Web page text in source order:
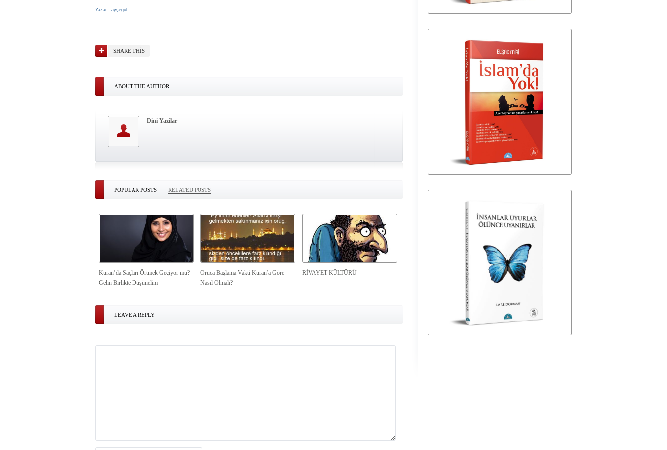
Yazar : ayşegül
SHARE THIS
ABOUT THE AUTHOR
Dini Yazilar
POPULAR POSTS RELATED POSTS
Kuran’da Saçları Örtmek Geçiyor mu?
Gelin Birlikte Düşünelim
Oruca Başlama Vakti Kuran’a Göre
Nasıl Olmalı?
RİVAYET KÜLTÜRÜ
LEAVE A REPLY